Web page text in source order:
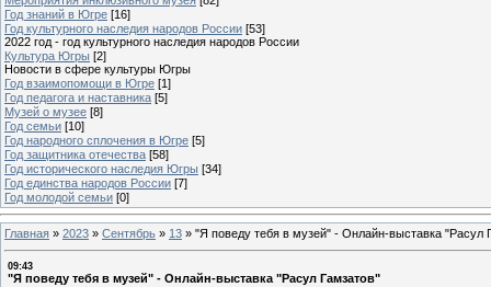
Год знаний в Югре [16]
Год культурного наследия народов России [53]
2022 год - год культурного наследия народов России
Культура Югры [2]
Новости в сфере культуры Югры
Год взаимопомощи в Югре [1]
Год педагога и наставника [5]
Музей о музее [8]
Год семьи [10]
Год народного сплочения в Югре [5]
Год защитника отечества [58]
Год исторического наследия Югры [34]
Год единства народов России [7]
Год молодой семьи [0]
Главная » 2023 » Сентябрь » 13 » "Я поведу тебя в музей" - Онлайн-выставка "Расул
09:43
"Я поведу тебя в музей" - Онлайн-выставка "Расул Гамзатов"